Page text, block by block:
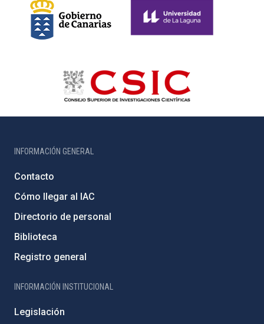
INFORMACIÓN GENERAL
Contacto
Cómo llegar al IAC
Directorio de personal
Biblioteca
Registro general
INFORMACIÓN INSTITUCIONAL
Legislación